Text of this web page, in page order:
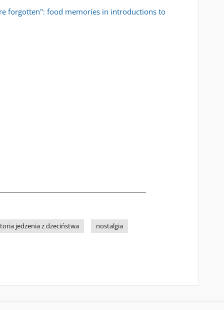
forgotten": food memories in introductions to
jedzenia z dzeciństwa nostalgia